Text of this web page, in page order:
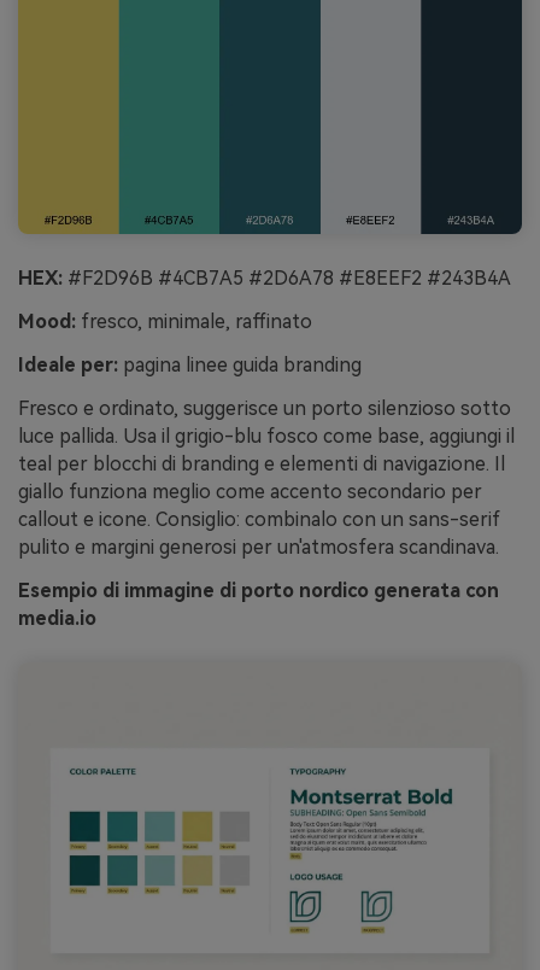
HEX: #F2D96B #4CB7A5 #2D6A78 #E8EEF2 #243B4A
Mood: fresco, minimale, raffinato
Ideale per: pagina linee guida branding
Fresco e ordinato, suggerisce un porto silenzioso sotto
luce pallida. Usa il grigio-blu fosco come base, aggiungi il
teal per blocchi di branding e elementi di navigazione. Il
giallo funziona meglio come accento secondario per
callout e icone. Consiglio: combinalo con un sans-serif
pulito e margini generosi per un'atmosfera scandinava.
Esempio di immagine di porto nordico generata con
media.io